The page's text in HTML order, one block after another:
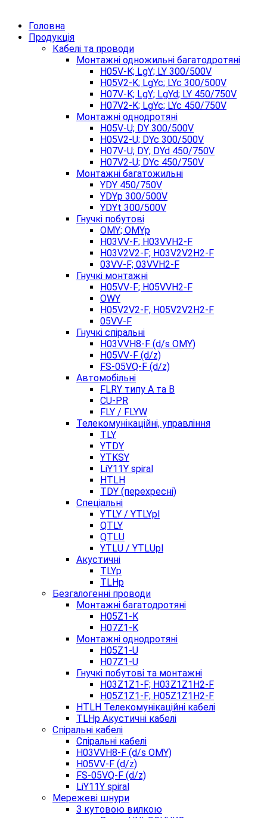
Головна
Продукція
Кабелі та проводи
Монтажні одножильні багатодротяні
H05V-K; LgY; LY 300/500V
H05V2-K; LgYc; LYc 300/500V
H07V-K; LgY; LgYd; LY 450/750V
H07V2-K; LgYc; LYc 450/750V
Монтажні однодротяні
H05V-U; DY 300/500V
H05V2-U; DYc 300/500V
H07V-U; DY; DYd 450/750V
H07V2-U; DYc 450/750V
Монтажні багатожильні
YDY 450/750V
YDYp 300/500V
YDYt 300/500V
Гнучкі побутові
OMY; OMYp
H03VV-F; H03VVH2-F
H03V2V2-F; H03V2V2H2-F
03VV-F; 03VVH2-F
Гнучкі монтажні
H05VV-F; H05VVH2-F
OWY
H05V2V2-F; H05V2V2H2-F
05VV-F
Гнучкі спіральні
H03VVH8-F (d/s OMY)
H05VV-F (d/z)
FS-05VQ-F (d/z)
Автомобільні
FLRY типу A та B
CU-PR
FLY / FLYW
Телекомунікаційні, управління
TLY
YTDY
YTKSY
LiY11Y spiral
HTLH
TDY (перехресні)
Спеціальні
YTLY / YTLYpl
QTLY
QTLU
YTLU / YTLUpl
Акустичні
TLYp
TLHp
Безгалогенні проводи
Монтажні багатодротяні
H05Z1-K
H07Z1-K
Монтажні однодротяні
H05Z1-U
H07Z1-U
Гнучкі побутові та монтажні
H03Z1Z1-F; H03Z1Z1H2-F
H05Z1Z1-F; H05Z1Z1H2-F
HTLH Телекомунікаційні кабелі
TLHp Акустичні кабелі
Спіральні кабелі
Спіральні кабелі
H03VVH8-F (d/s OMY)
H05VV-F (d/z)
FS-05VQ-F (d/z)
LiY11Y spiral
Мережеві шнури
З кутовою вилкою